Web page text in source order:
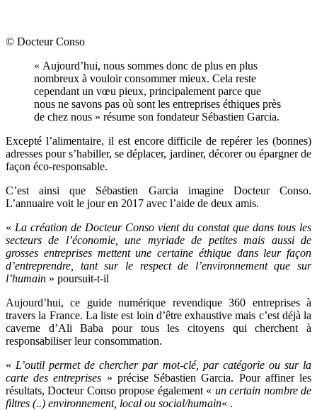
© Docteur Conso
« Aujourd’hui, nous sommes donc de plus en plus
nombreux à vouloir consommer mieux. Cela reste
cependant un vœu pieux, principalement parce que
nous ne savons pas où sont les entreprises éthiques près
de chez nous » résume son fondateur Sébastien Garcia.
Excepté l’alimentaire, il est encore difficile de repérer les (bonnes)
adresses pour s’habiller, se déplacer, jardiner, décorer ou épargner de
façon éco-responsable.
C’est ainsi que Sébastien Garcia imagine Docteur Conso.
L’annuaire voit le jour en 2017 avec l’aide de deux amis.
« La création de Docteur Conso vient du constat que dans tous les
secteurs de l’économie, une myriade de petites mais aussi de
grosses entreprises mettent une certaine éthique dans leur façon
d’entreprendre, tant sur le respect de l’environnement que sur
l’humain » poursuit-t-il
Aujourd’hui, ce guide numérique revendique 360 entreprises à
travers la France. La liste est loin d’être exhaustive mais c’est déjà la
caverne d’Ali Baba pour tous les citoyens qui cherchent à
responsabiliser leur consommation.
« L’outil permet de chercher par mot-clé, par catégorie ou sur la
carte des entreprises » précise Sébastien Garcia. Pour affiner les
résultats, Docteur Conso propose également « un certain nombre de
filtres (..) environnement, local ou social/humain« .